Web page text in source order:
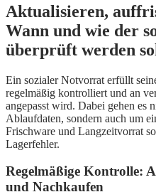
Aktualisieren,
Wann und wie der
überprüft werden
Ein sozialer Notvorrat erfüllt
regelmäßig kontrolliert und an
angepasst wird. Dabei gehen es
Ablaufdaten, sondern auch um
Frischware und Langzeitvorrat
Lagerfehler.
Regelmäßige Kontrolle:
und Nachkaufen